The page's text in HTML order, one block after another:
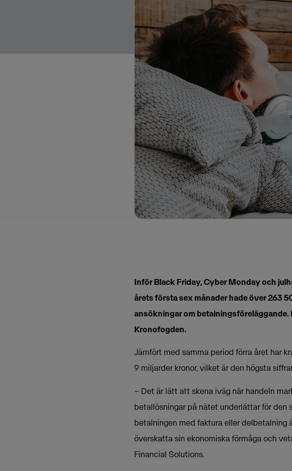
Inför Black Friday, Cyber Monday och
årets första sex månader hade över 263
ansökningar om
Kronofogden.
Jämfört med samma period förra året har
9 miljarder kronor, vilket är den högsta
– Det är lätt att skena iväg när handeln
betallösningar på nätet underlättar för den
betalningen med faktura eller
överskatta sin ekonomiska förmåga och
Financial Solutions.